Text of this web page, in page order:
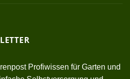
Profiwissen für Garten und